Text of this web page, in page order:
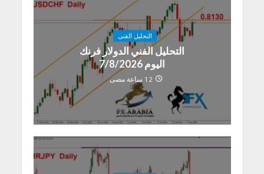
التحليل الفنى
التحليل الفني الدولار فرنك
اليوم 7/8/2026
12 ساعة مضى